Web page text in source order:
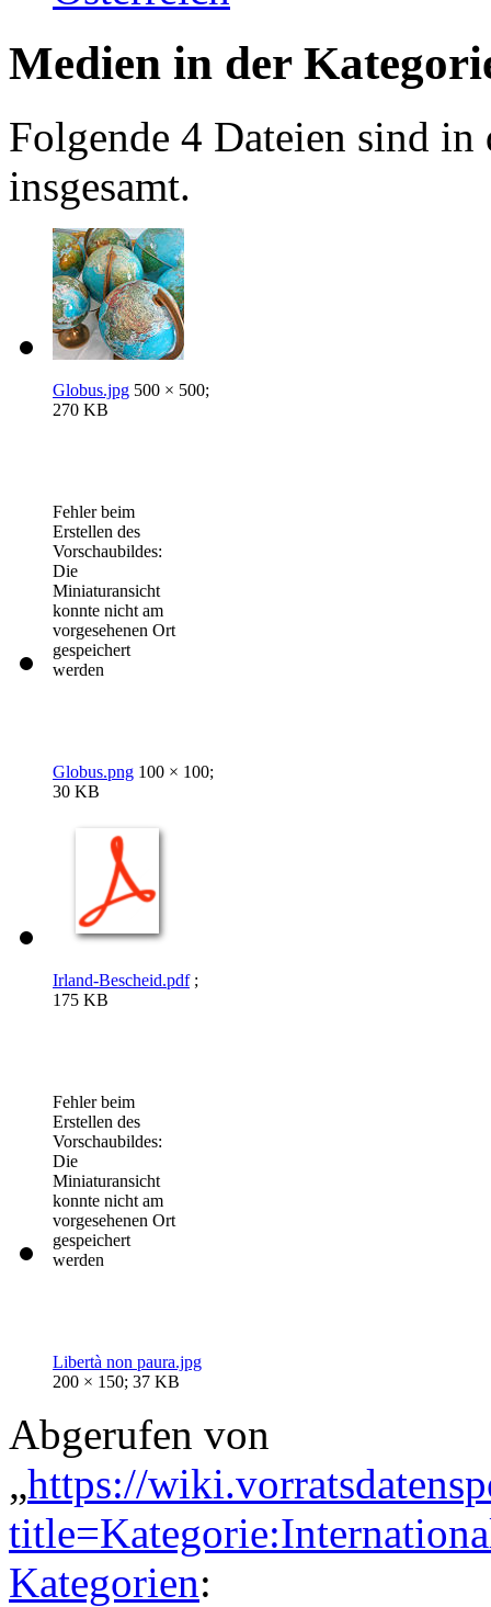
Medien in der
Folgende 4 Dateien sind
insgesamt.
Globus.jpg 500 × 500;
270 KB
Fehler beim
Erstellen des
Vorschaubildes:
Die
Miniaturansicht
konnte nicht am
vorgesehenen Ort
gespeichert
werden
Globus.png 100 × 100;
30 KB
Irland-Bescheid.pdf;
175 KB
Fehler beim
Erstellen des
Vorschaubildes:
Die
Miniaturansicht
konnte nicht am
vorgesehenen Ort
gespeichert
werden
Libertà non paura.jpg
200 × 150; 37 KB
Abgerufen von
„https://
Kategorien: